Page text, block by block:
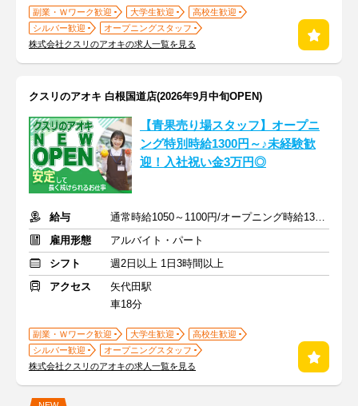
副業・Ｗワーク歓迎 大学生歓迎
高校生歓迎
シルバー歓迎
オープニングスタッフ
株式会社クスリのアオキの求人一覧を見る
クスリのアオキ 白根国道店(2026年9月中旬OPEN)
【青果売り場スタッフ】オープニ
ング特別時給1300円～♪未経験歓
迎！入社祝い金3万円◎
給与
通常時給1050～1100円/オープニング時給1300～1400円
雇用形態
アルバイト・パート
シフト
週2日以上 1日3時間以上
アクセス
矢代田駅
車18分
副業・Ｗワーク歓迎 大学生歓迎
高校生歓迎
シルバー歓迎
オープニングスタッフ
株式会社クスリのアオキの求人一覧を見る